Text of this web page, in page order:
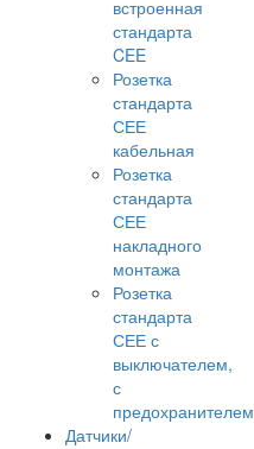
встроенная
стандарта
CEE
Розетка
стандарта
СЕЕ
кабельная
Розетка
стандарта
СЕЕ
накладного
монтажа
Розетка
стандарта
СЕЕ с
выключателем,
с
предохранителем
Датчики/